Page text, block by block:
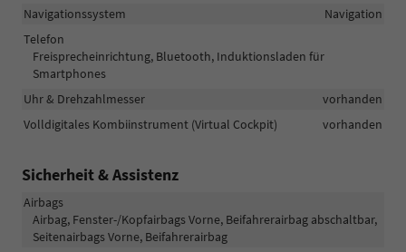
Navigationssystem
Navigation
Telefon
Freisprecheinrichtung, Bluetooth, Induktionsladen für
Smartphones
Uhr & Drehzahlmesser
vorhanden
Volldigitales Kombiinstrument (Virtual Cockpit)
vorhanden
Sicherheit & Assistenz
Airbags
Airbag, Fenster-/Kopfairbags Vorne, Beifahrerairbag abschaltbar,
Seitenairbags Vorne, Beifahrerairbag